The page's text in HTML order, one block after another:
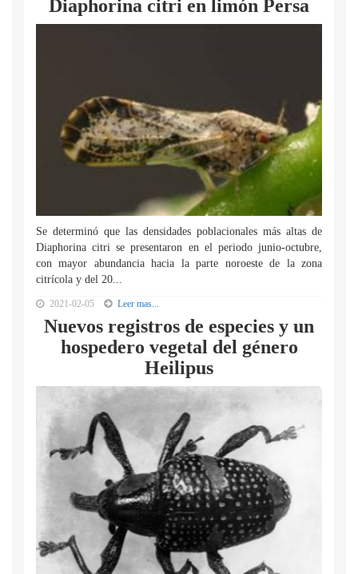
Diaphorina citri en limón Persa
Se determinó que las densidades poblacionales más altas de
Diaphorina citri se presentaron en el periodo junio-octubre,
con mayor abundancia hacia la parte noroeste de la zona
citrícola y del 20...
2021-02-05 Leer mas...
Nuevos registros de especies y un
hospedero vegetal del género
Heilipus